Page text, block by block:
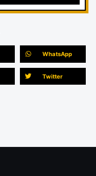
WhatsApp
Twitter